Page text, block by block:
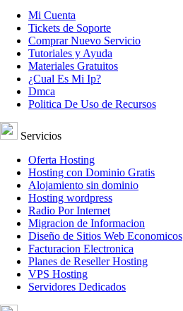
Mi Cuenta
Tickets de Soporte
Comprar Nuevo Servicio
Tutoriales y Ayuda
Materiales Gratuitos
¿Cual Es Mi Ip?
Dmca
Politica De Uso de Recursos
Servicios
Oferta Hosting
Hosting con Dominio Gratis
Alojamiento sin dominio
Hosting wordpress
Radio Por Internet
Migracion de Informacion
Diseño de Sitios Web Economicos
Facturacion Electronica
Planes de Reseller Hosting
VPS Hosting
Servidores Dedicados